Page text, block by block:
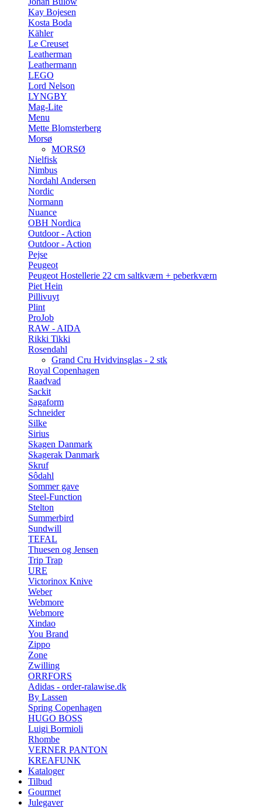
Kay Bojesen
Kosta Boda
Kähler
Le Creuset
Leatherman
Leathermann
LEGO
Lord Nelson
LYNGBY
Mag-Lite
Menu
Mette Blomsterberg
Morsø
MORSØ
Nielfisk
Nimbus
Nordahl Andersen
Nordic
Normann
Nuance
OBH Nordica
Outdoor - Action
Outdoor - Action
Pejse
Peugeot
Peugeot Hostellerie 22 cm saltkværn + peberkværn
Piet Hein
Pillivuyt
Plint
ProJob
RAW - AIDA
Rikki Tikki
Rosendahl
Grand Cru Hvidvinsglas - 2 stk
Royal Copenhagen
Raadvad
Sackit
Sagaform
Schneider
Silke
Sirius
Skagen Danmark
Skagerak Danmark
Skruf
Sôdahl
Sommer gave
Steel-Function
Stelton
Summerbird
Sundwill
TEFAL
Thuesen og Jensen
Trip Trap
URE
Victorinox Knive
Weber
Webmore
Webmore
Xindao
You Brand
Zippo
Zone
Zwilling
ORRFORS
Adidas - order-ralawise.dk
By Lassen
Spring Copenhagen
HUGO BOSS
Luigi Bormioli
Rhombe
VERNER PANTON
KREAFUNK
Kataloger
Tilbud
Gourmet
Julegaver